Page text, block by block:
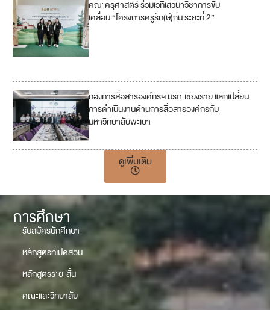
คณะครุศาสตร์ ร่วมเวทีเสวนาวิชาการขับ
เคลื่อน “โครงการครูรัก(ษ์)ถิ่น ระยะที่ 2”
กองการสื่อสารองค์กรฯ มรภ.เชียงราย แลกเปลี่ยน
การดำเนินงานด้านการสื่อสารองค์กรกับ
มหาวิทยาลัยพะเยา
ดูเพิ่มเติม
การศึกษา
รับสมัครนักศึกษา
หลักสูตรที่เปิดสอน
หลักสูตรระยะสั้น
คณะและวิทยาลัย